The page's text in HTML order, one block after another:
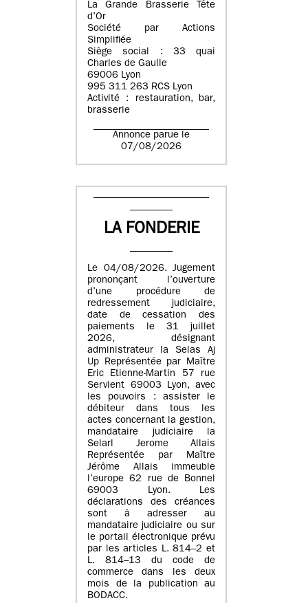
La Grande Brasserie Tête
d’Or
Société par Actions
Simplifiée
Siège social : 33 quai
Charles de Gaulle
69006 Lyon
995 311 263 RCS Lyon
Activité : restauration, bar,
brasserie
Annonce parue le
07/08/2026
LA FONDERIE
Le 04/08/2026. Jugement
prononçant l’ouverture
d’une procédure de
redressement judiciaire,
date de cessation des
paiements le 31 juillet
2026, désignant
administrateur la Selas Aj
Up Représentée par Maître
Eric Etienne-Martin 57 rue
Servient 69003 Lyon, avec
les pouvoirs : assister le
débiteur dans tous les
actes concernant la gestion,
mandataire judiciaire la
Selarl Jerome Allais
Représentée par Maître
Jérôme Allais immeuble
l’europe 62 rue de Bonnel
69003 Lyon. Les
déclarations des créances
sont à adresser au
mandataire judiciaire ou sur
le portail électronique prévu
par les articles L. 814–2 et
L. 814–13 du code de
commerce dans les deux
mois de la publication au
BODACC.